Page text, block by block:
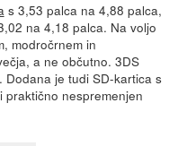
s 3,53 palca na 4,88 palca,
na 4,18 palca. Na voljo
modročrnem in
a ne občutno. 3DS
je tudi SD-kartica s
nespremenjen